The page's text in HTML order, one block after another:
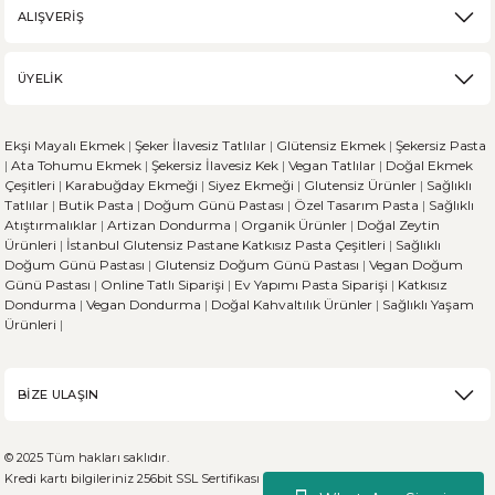
ALIŞVERİŞ
ÜYELİK
Ekşi Mayalı Ekmek | Şeker İlavesiz Tatlılar | Glütensiz Ekmek | Şekersiz Pasta
| Ata Tohumu Ekmek | Şekersiz İlavesiz Kek | Vegan Tatlılar | Doğal Ekmek
Çeşitleri | Karabuğday Ekmeği | Siyez Ekmeği | Glutensiz Ürünler | Sağlıklı
Tatlılar | Butik Pasta | Doğum Günü Pastası | Özel Tasarım Pasta | Sağlıklı
Atıştırmalıklar | Artizan Dondurma | Organik Ürünler | Doğal Zeytin
Ürünleri | İstanbul Glutensiz Pastane Katkısız Pasta Çeşitleri | Sağlıklı
Doğum Günü Pastası | Glutensiz Doğum Günü Pastası | Vegan Doğum
Günü Pastası | Online Tatlı Siparişi | Ev Yapımı Pasta Siparişi | Katkısız
Dondurma | Vegan Dondurma | Doğal Kahvaltılık Ürünler | Sağlıklı Yaşam
Ürünleri |
BİZE ULAŞIN
© 2025 Tüm hakları saklıdır.
Kredi kartı bilgileriniz 256bit SSL Sertifikası ile %100 koruma altındadır.